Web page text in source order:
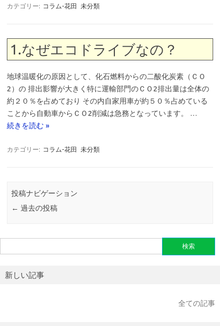
カテゴリー: コラム-花田 未分類
1.なぜエコドライブなの？
地球温暖化の原因として、化石燃料からの二酸化炭素（ＣＯ
2）の 排出影響が大きく特に運輸部門のＣＯ2排出量は全体の
約２０％を占めており その内自家用車が約５０％占めている
ことから自動車からＣＯ2削減は急務となっています。 …
続きを読む »
カテゴリー: コラム-花田 未分類
投稿ナビゲーション
← 過去の投稿
索:
新しい記事
全ての記事